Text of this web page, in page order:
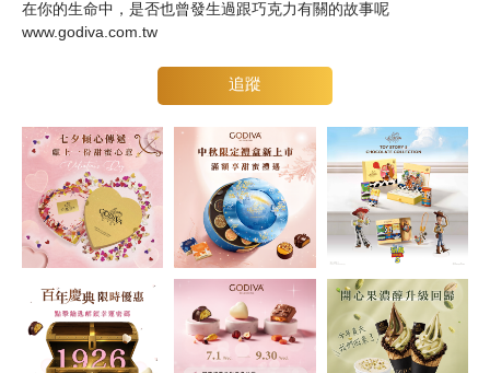
在你的生命中，是否也曾發生過跟巧克力有關的故事呢
www.godiva.com.tw
追蹤